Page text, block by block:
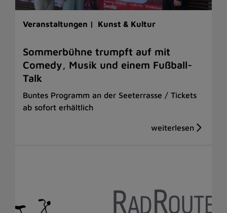
Veranstaltungen | Kunst & Kultur
Sommerbühne trumpft auf mit
Comedy, Musik und einem Fußball-
Talk
Buntes Programm an der Seeterrasse / Tickets
ab sofort erhältlich